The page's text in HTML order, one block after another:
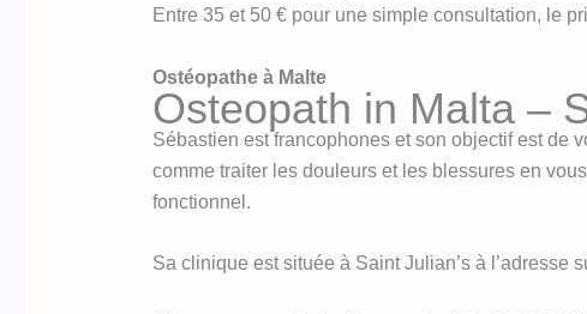
Entre 35 et 50 € pour une simple consultation, le
Ostéopathe à Malte
Osteopath in Malta –
Sébastien est francophones et son objectif est de
comme traiter les douleurs et les blessures en
fonctionnel.
Sa clinique est située à Saint Julian’s à l’adresse